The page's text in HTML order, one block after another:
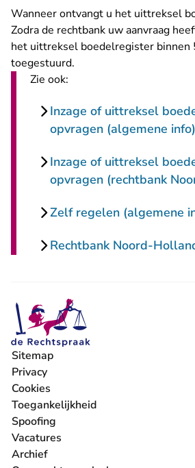
Wanneer ontvangt u het uittreksel
Zodra de rechtbank uw aanvraag
het uittreksel boedelregister binnen
toegestuurd.
Zie ook:
Inzage of uittreksel
opvragen (algemene info)
Inzage of uittreksel
opvragen (rechtbank
Zelf regelen (algemene
Rechtbank Noord-
Sitemap
Privacy
Cookies
Toegankelijkheid
Spoofing
Vacatures
- U verlaat Rechtspraak.nl
Archief